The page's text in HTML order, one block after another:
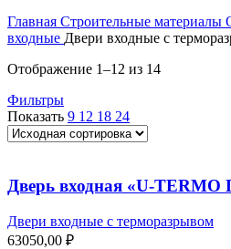
Главная Строительные материалы
входные Двери входные с
Отображение 1–12 из 14
Фильтры
Показать 9 12 18 24
Дверь входная «U-ТЕRМО
Двери входные с терморазрывом
63050,00 ₽